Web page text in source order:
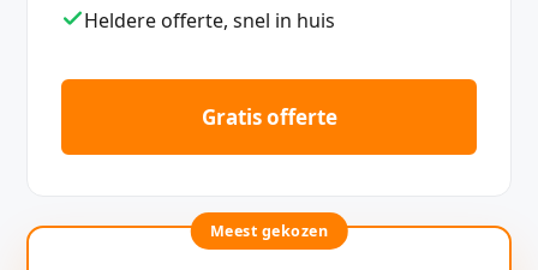
Heldere offerte, snel in huis
Gratis offerte
Meest gekozen